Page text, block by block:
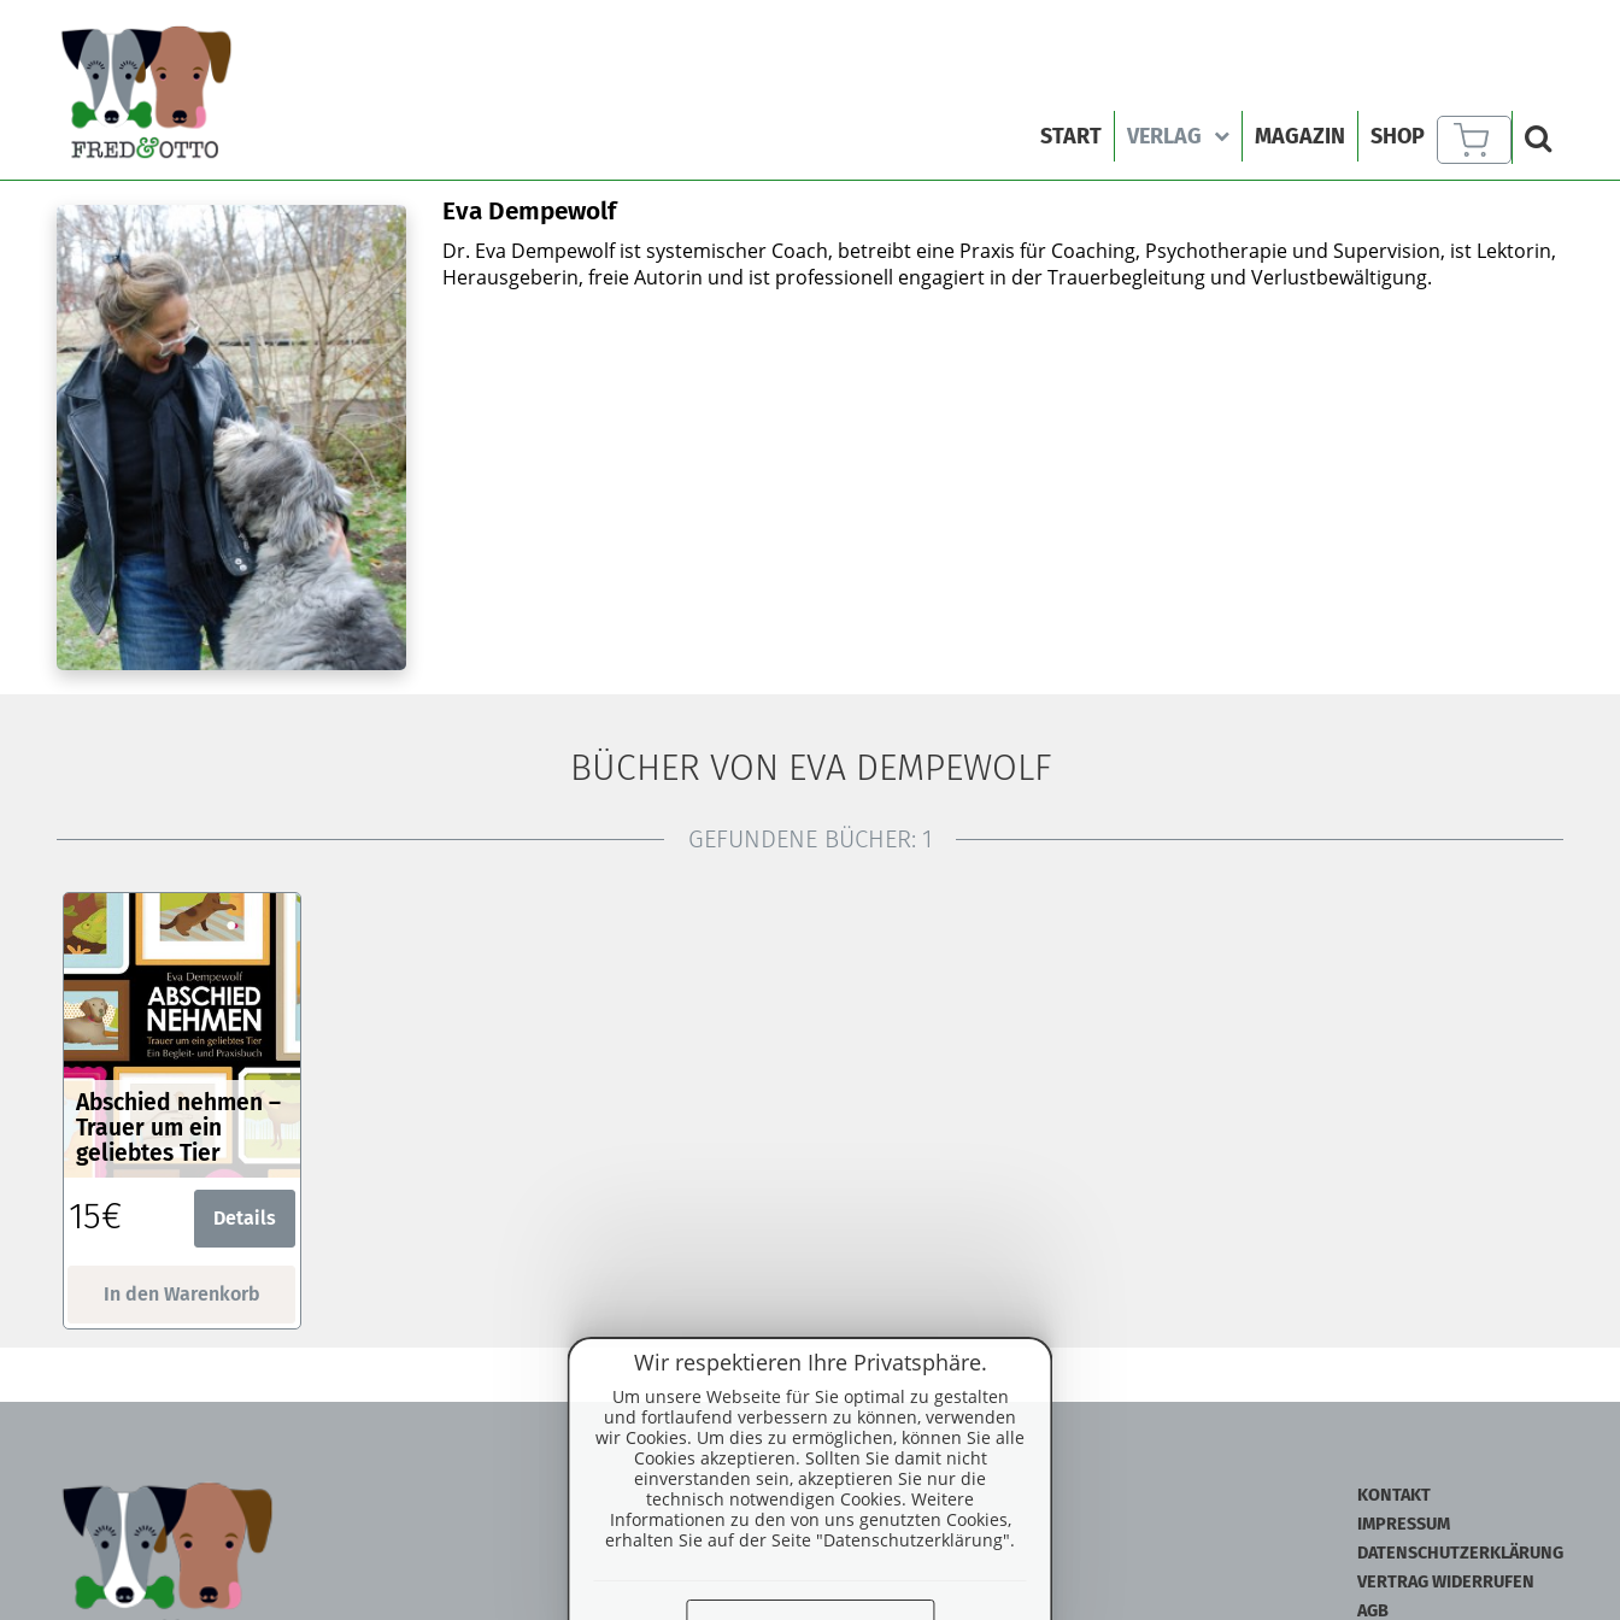
Wir respektieren Ihre Privatsphäre.
Um unsere Webseite für Sie optimal zu gestalten
und fortlaufend verbessern zu können, verwenden
wir Cookies. Um dies zu ermöglichen, können Sie alle
Cookies akzeptieren. Sollten Sie damit nicht
einverstanden sein, akzeptieren Sie nur die
technisch notwendigen Cookies. Weitere
Informationen zu den von uns genutzten Cookies,
erhalten Sie auf der Seite "Datenschutzerklärung".
START VERLAG MAGAZIN SHOP
Eva Dempewolf
Dr. Eva Dempewolf ist systemischer Coach, betreibt eine Praxis für Coaching, Psychotherapie und Supervision, ist Lektorin,
Herausgeberin, freie Autorin und ist professionell engagiert in der Trauerbegleitung und Verlustbewältigung.
BÜCHER VON EVA DEMPEWOLF
GEFUNDENE BÜCHER: 1
Abschied nehmen –
Trauer um ein
geliebtes Tier
15€ Details
In den Warenkorb
KONTAKT
IMPRESSUM
DATENSCHUTZERKLÄRUNG
VERTRAG WIDERRUFEN
AGB